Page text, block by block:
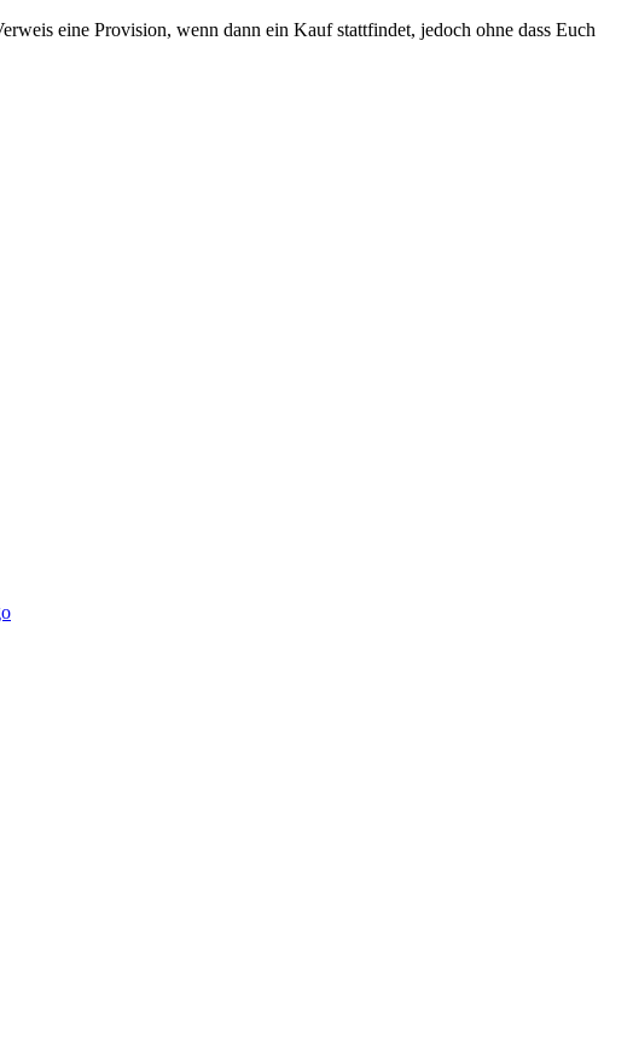
eine Provision, wenn dann ein Kauf stattfindet, jedoch ohne dass Euch